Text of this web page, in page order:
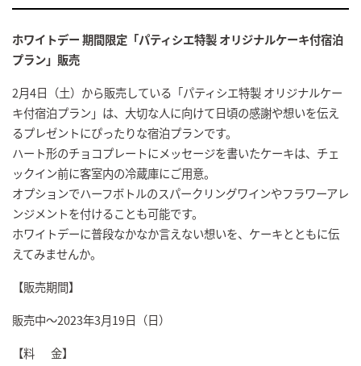
ホワイトデー 期間限定 「パティシエ特製 オリジナルケーキ付宿泊
プラン」販売
2月4日（土）から販売している「パティシエ特製 オリジナルケー
キ付宿泊プラン」は、大切な人に向けて日頃の感謝や想いを伝え
るプレゼントにぴったりな宿泊プランです。
ハート形のチョコプレートにメッセージを書いたケーキは、チェ
ックイン前に客室内の冷蔵庫にご用意。
オプションでハーフボトルのスパークリングワインやフラワーアレ
ンジメントを付けることも可能です。
ホワイトデーに普段なかなか言えない想いを、ケーキとともに伝
えてみませんか。
【販売期間】
販売中～2023年3月19日（日）
【料 金】